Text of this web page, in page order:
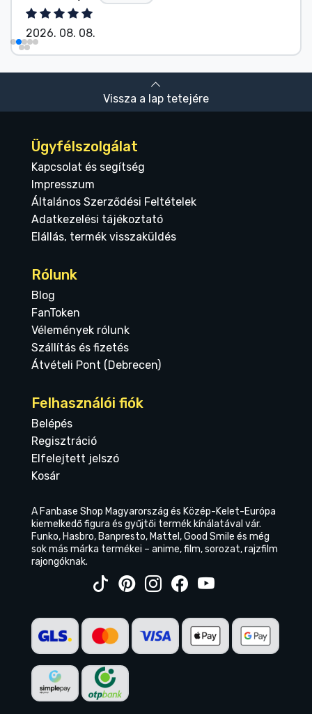
2026. 08. 08.
Vissza a lap tetejére
Ügyfélszolgálat
Kapcsolat és segítség
Impresszum
Általános Szerződési Feltételek
Adatkezelési tájékoztató
Elállás, termék visszaküldés
Rólunk
Blog
FanToken
Vélemények rólunk
Szállítás és fizetés
Átvételi Pont (Debrecen)
Felhasználói fiók
Belépés
Regisztráció
Elfelejtett jelszó
Kosár
A Fanbase Shop Magyarország és Közép-Kelet-Európa
kiemelkedő figura és gyűjtői termék kínálatával vár.
Funko, Hasbro, Banpresto, Mattel, Good Smile és még
sok más márka termékei – anime, film, sorozat, rajzfilm
rajongóknak.